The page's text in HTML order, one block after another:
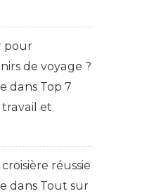
pour
de voyage ?
dans Top 7
et
réussie
dans Tout sur